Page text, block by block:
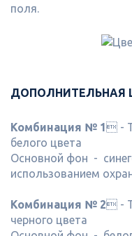
поля.
ДОПОЛНИТЕЛЬНАЯ
Комбинация № 1 -
белого цвета
Основной фон -
использованием
Комбинация № 2 -
черного цвета